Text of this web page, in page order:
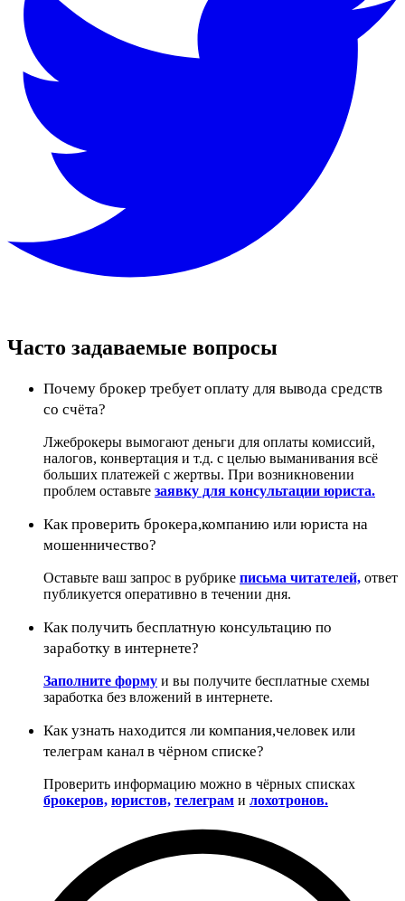
Часто задаваемые вопросы
Почему брокер требует оплату для вывода средств
со счёта?
Лжеброкеры вымогают деньги для оплаты комиссий,
налогов, конвертация и т.д. с целью выманивания всё
больших платежей с жертвы. При возникновении
проблем оставьте заявку для консультации юриста.
Как проверить брокера,компанию или юриста на
мошенничество?
Оставьте ваш запрос в рубрике письма читателей, ответ
публикуется оперативно в течении дня.
Как получить бесплатную консультацию по
заработку в интернете?
Заполните форму и вы получите бесплатные схемы
заработка без вложений в интернете.
Как узнать находится ли компания,человек или
телеграм канал в чёрном списке?
Проверить информацию можно в чёрных списках
брокеров, юристов, телеграм и лохотронов.